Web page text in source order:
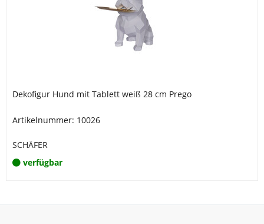
Dekofigur Hund mit Tablett weiß 28 cm Prego
Artikelnummer: 10026
SCHÄFER
verfügbar